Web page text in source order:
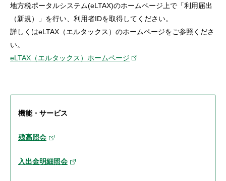
地方税ポータルシステム(eLTAX)のホームページ上で「利用届出
（新規）」を行い、利用者IDを取得してください。
詳しくはeLTAX（エルタックス）のホームページをご参照くださ
い。
eLTAX（エルタックス）ホームページ
機能・サービス
残高照会
入出金明細照会